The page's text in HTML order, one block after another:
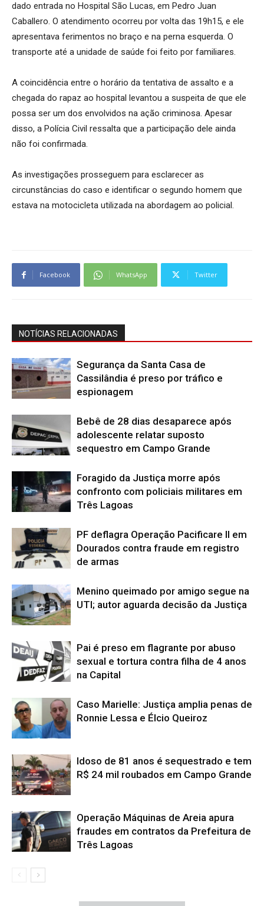
dado entrada no Hospital São Lucas, em Pedro Juan
Caballero. O atendimento ocorreu por volta das 19h15, e ele
apresentava ferimentos no braço e na perna esquerda. O
transporte até a unidade de saúde foi feito por familiares.
A coincidência entre o horário da tentativa de assalto e a
chegada do rapaz ao hospital levantou a suspeita de que ele
possa ser um dos envolvidos na ação criminosa. Apesar
disso, a Polícia Civil ressalta que a participação dele ainda
não foi confirmada.
As investigações prosseguem para esclarecer as
circunstâncias do caso e identificar o segundo homem que
estava na motocicleta utilizada na abordagem ao policial.
Facebook WhatsApp Twitter
NOTÍCIAS RELACIONADAS
Segurança da Santa Casa de
Cassilândia é preso por tráfico e
espionagem
Bebê de 28 dias desaparece após
adolescente relatar suposto
sequestro em Campo Grande
Foragido da Justiça morre após
confronto com policiais militares em
Três Lagoas
PF deflagra Operação Pacificare II em
Dourados contra fraude em registro
de armas
Menino queimado por amigo segue na
UTI; autor aguarda decisão da Justiça
Pai é preso em flagrante por abuso
sexual e tortura contra filha de 4 anos
na Capital
Caso Marielle: Justiça amplia penas de
Ronnie Lessa e Élcio Queiroz
Idoso de 81 anos é sequestrado e tem
R$ 24 mil roubados em Campo Grande
Operação Máquinas de Areia apura
fraudes em contratos da Prefeitura de
Três Lagoas